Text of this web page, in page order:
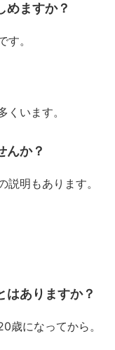
めますか？
。
います。
んか？
明もあります。
はありますか？
歳になってから。